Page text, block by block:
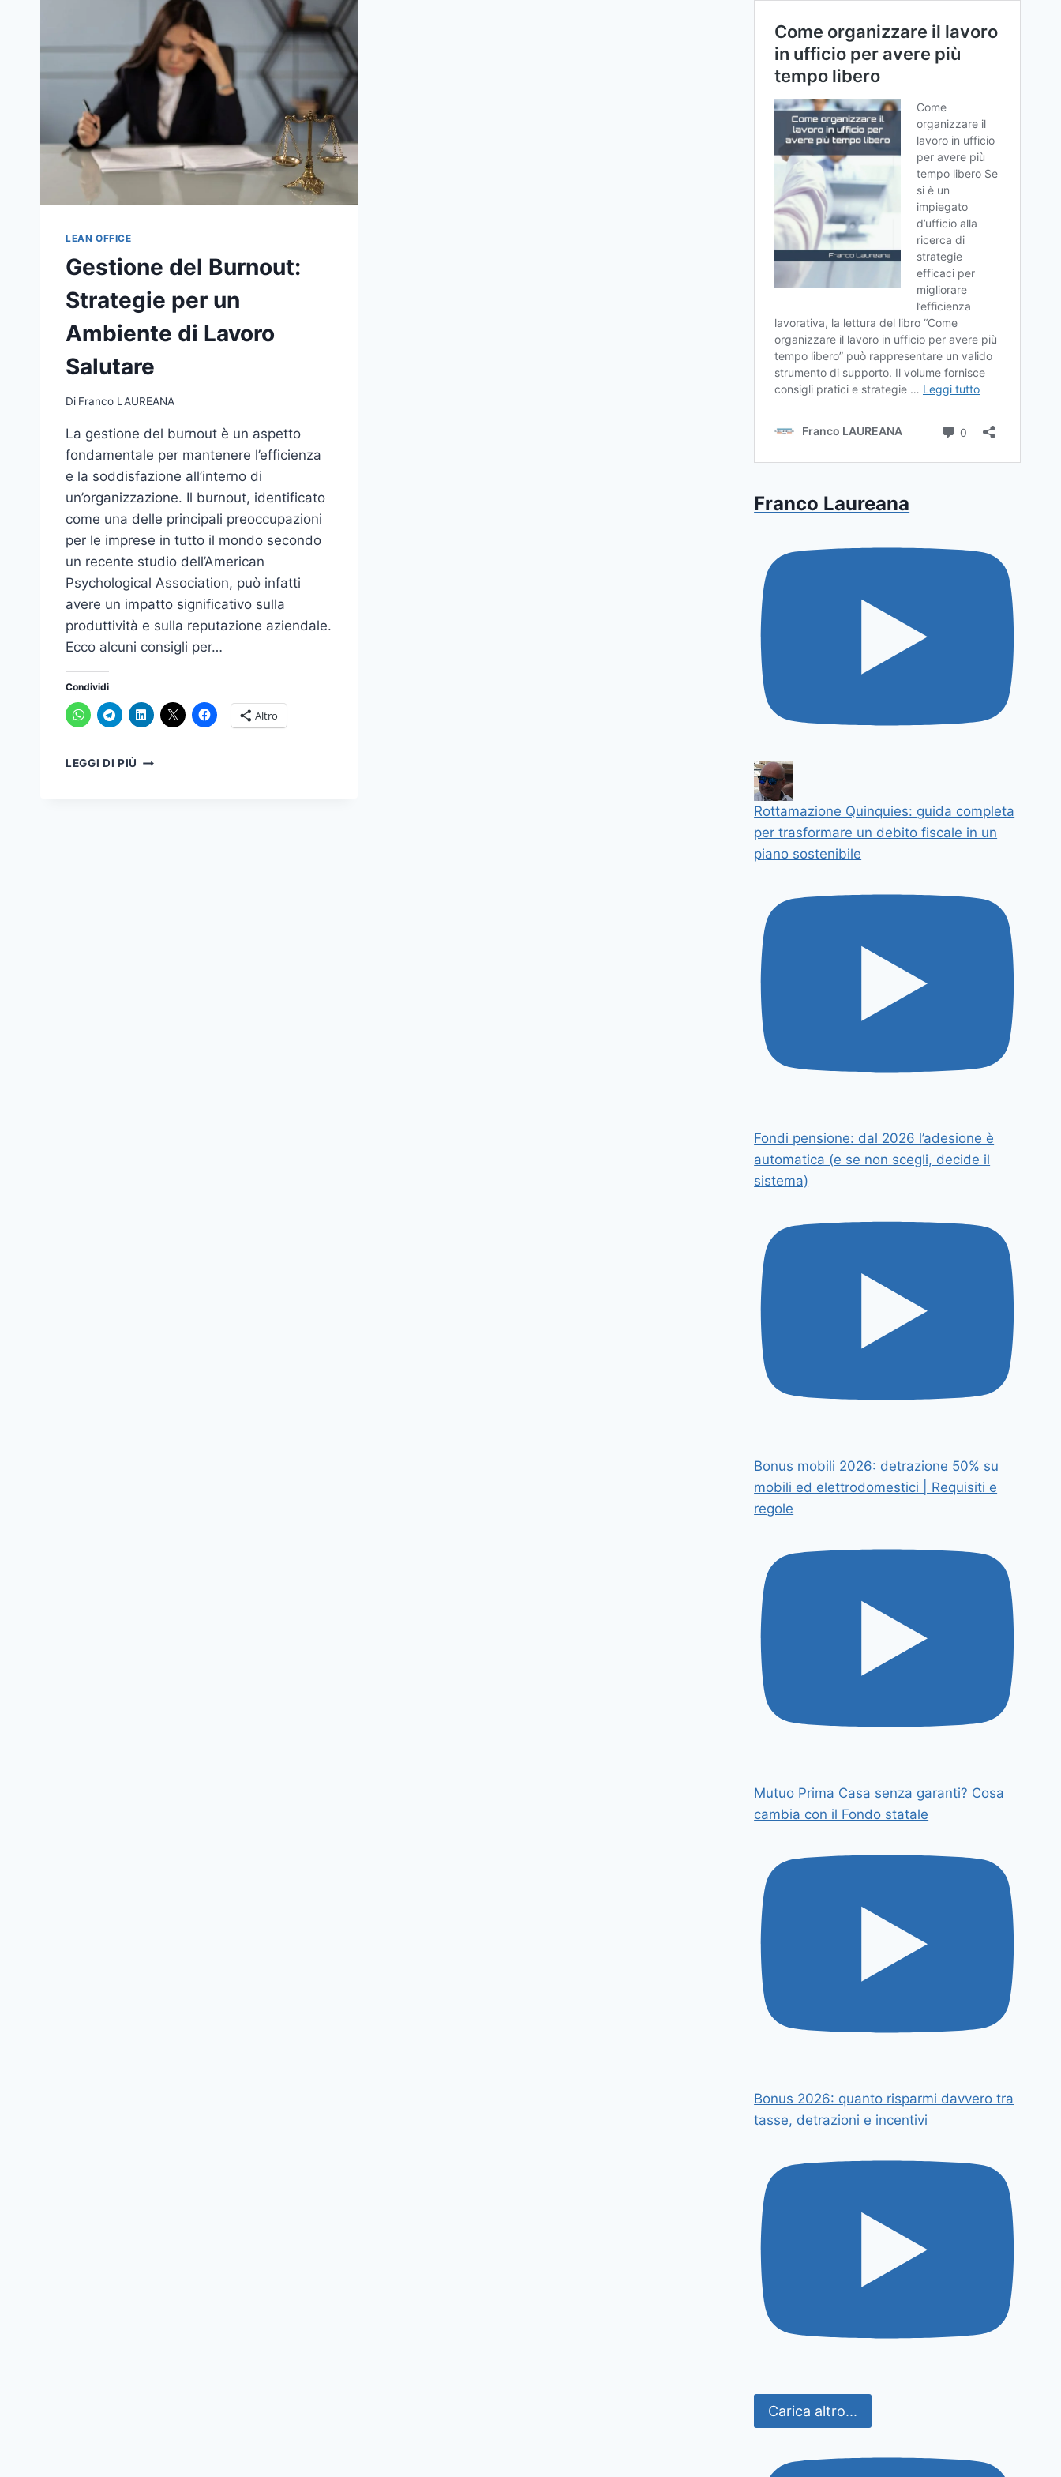
LEAN OFFICE
Gestione del Burnout:
Strategie per un
Ambiente di Lavoro
Salutare
Di Franco LAUREANA
La gestione del burnout è un aspetto
fondamentale per mantenere l’efficienza
e la soddisfazione all’interno di
un’organizzazione. Il burnout, identificato
come una delle principali preoccupazioni
per le imprese in tutto il mondo secondo
un recente studio dell’American
Psychological Association, può infatti
avere un impatto significativo sulla
produttività e sulla reputazione aziendale.
Ecco alcuni consigli per…
Condividi
Altro
LEGGI DI PIÙ GESTIONE
Franco Laureana
Rottamazione Quinquies: guida completa
per trasformare un debito fiscale in un
piano sostenibile
Fondi pensione: dal 2026 l’adesione è
automatica (e se non scegli, decide il
sistema)
Bonus mobili 2026: detrazione 50% su
mobili ed elettrodomestici | Requisiti e
regole
Mutuo Prima Casa senza garanti? Cosa
cambia con il Fondo statale
Bonus 2026: quanto risparmi davvero tra
tasse, detrazioni e incentivi
Carica altro...